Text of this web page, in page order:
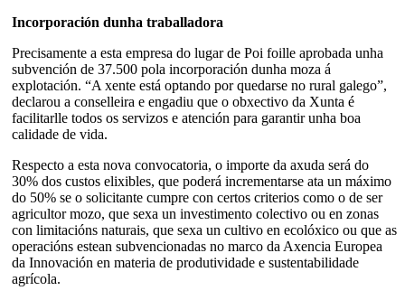
Incorporación dunha traballadora
Precisamente a esta empresa do lugar de Poi foille aprobada unha
subvención de 37.500 pola incorporación dunha moza á
explotación. “A xente está optando por quedarse no rural galego”,
declarou a conselleira e engadiu que o obxectivo da Xunta é
facilitarlle todos os servizos e atención para garantir unha boa
calidade de vida.
Respecto a esta nova convocatoria, o importe da axuda será do
30% dos custos elixibles, que poderá incrementarse ata un máximo
do 50% se o solicitante cumpre con certos criterios como o de ser
agricultor mozo, que sexa un investimento colectivo ou en zonas
con limitacións naturais, que sexa un cultivo en ecolóxico ou que as
operacións estean subvencionadas no marco da Axencia Europea
da Innovación en materia de produtividade e sustentabilidade
agrícola.